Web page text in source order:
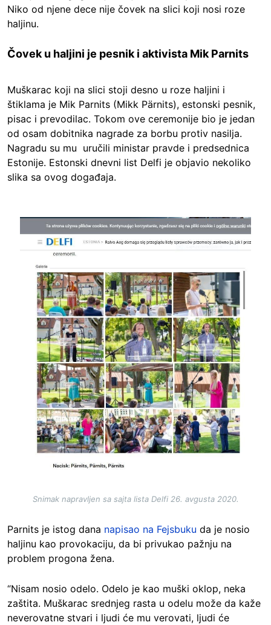
Niko od njene dece nije čovek na slici koji nosi roze
haljinu.
Čovek u haljini je pesnik i aktivista Mik Parnits
Muškarac koji na slici stoji desno u roze haljini i
štiklama je Mik Parnits (Mikk Pärnits), estonski pesnik,
pisac i prevodilac. Tokom ove ceremonije bio je jedan
od osam dobitnika nagrade za borbu protiv nasilja.
Nagradu su mu uručili ministar pravde i predsednica
Estonije. Estonski dnevni list Delfi je objavio nekoliko
slika sa ovog događaja.
Snimak napravljen sa sajta lista Delfi 26. avgusta 2020.
Parnits je istog dana napisao na Fejsbuku da je nosio
haljinu kao provokaciju, da bi privukao pažnju na
problem progona žena.
“Nisam nosio odelo. Odelo je kao muški oklop, neka
zaštita. Muškarac srednjeg rasta u odelu može da kaže
neverovatne stvari i ljudi će mu verovati, ljudi će